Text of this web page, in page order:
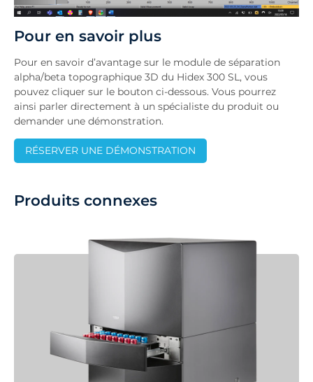
Pour en savoir plus
Pour en savoir d’avantage sur le module de séparation
alpha/beta topographique 3D du Hidex 300 SL, vous
pouvez cliquer sur le bouton ci-dessous. Vous pourrez
ainsi parler directement à un spécialiste du produit ou
demander une démonstration.
RÉSERVER UNE DÉMONSTRATION
Produits connexes